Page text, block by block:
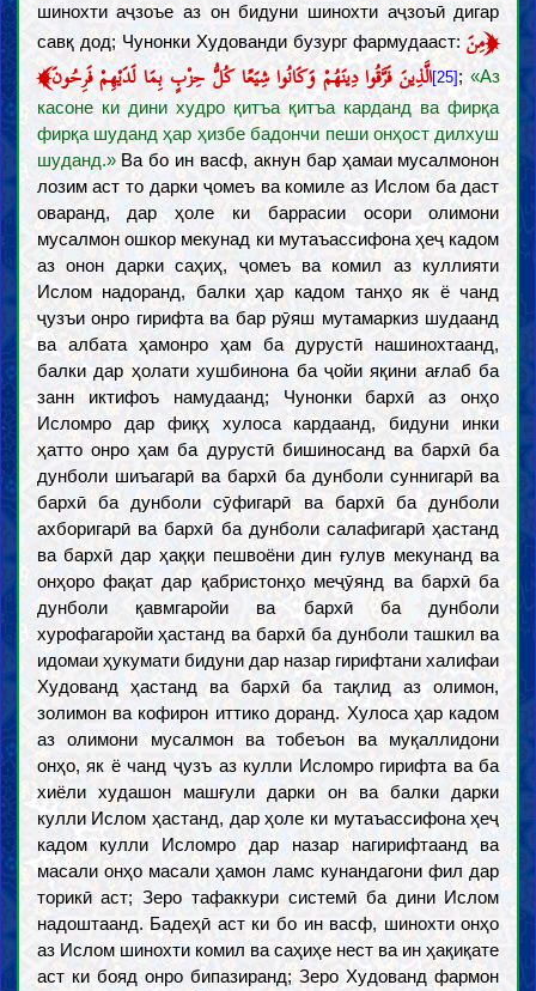
шинохти аҷзоъе аз он бидуни шинохти аҷзоъӣ дигар
савқ дод; Чунонки Худованди бузург фармудааст:
﴿مِنَ
الَّذِينَ فَرَّقُوا دِينَهُمْ وَكَانُوا شِيَعًا كُلُّ حِزْبٍ بِمَا لَدَيْهِمْ فَرِحُونَ﴾ [25] ; «Аз
касоне ки дини худро қитъа қитъа карданд ва фирқа
фирқа шуданд ҳар ҳизбе бадончи пеши онҳост дилхуш
шуданд.»Ва бо ин васф, акнун бар ҳамаи мусалмонон
лозим аст то дарки ҷомеъ ва комиле аз Ислом ба даст
оваранд, дар ҳоле ки баррасии осори олимони
мусалмон ошкор мекунад ки мутаъассифона ҳеҷ кадом
аз онон дарки саҳиҳ, ҷомеъ ва комил аз куллияти
Ислом надоранд, балки ҳар кадом танҳо як ё чанд
ҷузъи онро гирифта ва бар рӯяш мутамаркиз шудаанд
ва албата ҳамонро ҳам ба дурустӣ нашинохтаанд,
балки дар ҳолати хушбинона ба ҷойи яқини ағлаб ба
занн иктифоъ намудаанд; Чунонки бархӣ аз онҳо
Исломро дар фиқҳ хулоса кардаанд, бидуни инки
ҳатто онро ҳам ба дурустӣ бишиносанд ва бархӣ ба
дунболи шиъагарӣ ва бархӣ ба дунболи суннигарӣ ва
бархӣ ба дунболи сӯфигарӣ ва бархӣ ба дунболи
ахборигарӣ ва бархӣ ба дунболи салафигарӣ ҳастанд
ва бархӣ дар ҳаққи пешвоёни дин ғулув мекунанд ва
онҳоро фақат дар қабристонҳо меҷӯянд ва бархӣ ба
дунболи қавмгаройи ва бархӣ ба дунболи
хурофагаройи ҳастанд ва бархӣ ба дунболи ташкил ва
идомаи ҳукумати бидуни дар назар гирифтани халифаи
Худованд ҳастанд ва бархӣ ба тақлид аз олимон,
золимон ва кофирон иттико доранд. Хулоса ҳар кадом
аз олимони мусалмон ва тобеъон ва муқаллидони
онҳо, як ё чанд ҷузъ аз кулли Исломро гирифта ва ба
хиёли худашон машғули дарки он ва балки дарки
кулли Ислом ҳастанд, дар ҳоле ки мутаъассифона ҳеҷ
кадом кулли Исломро дар назар нагирифтаанд ва
масали онҳо масали ҳамон ламс кунандагони фил дар
торикӣ аст; Зеро тафаккури системӣ ба дини Ислом
надоштаанд. Бадеҳӣ аст ки бо ин васф, шинохти онҳо
аз Ислом шинохти комил ва саҳиҳе нест ва ин ҳақиқате
аст ки бояд онро бипазиранд; Зеро Худованд фармон